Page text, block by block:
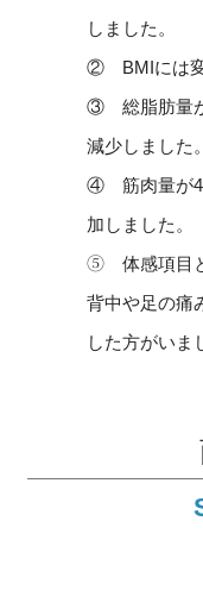
しました。
② BMIには変
③ 総脂肪量
減少しました。
④ 筋肉量が
加しました。
⑤ 体感項目と
背中や足の痛
した方がいま